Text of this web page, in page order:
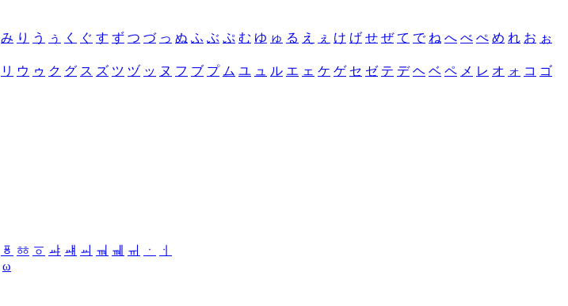
み り う ぅ く ぐ す ず つ づ っ ぬ ふ ぶ ぷ む ゆ ゅ る え ぇ け げ せ ぜ て で ね へ べ ぺ め れ お ぉ
リ ウ ゥ ク グ ス ズ ツ ヅ ッ ヌ フ ブ プ ム ユ ュ ル エ ェ ケ ゲ セ ゼ テ デ ヘ ベ ペ メ レ オ ォ コ ゴ
ㆄ ㆅ ㆆ ㆇ ㆈ ㆉ ㆊ ㆋ ㆌ ㆍ
ㆎ
ω